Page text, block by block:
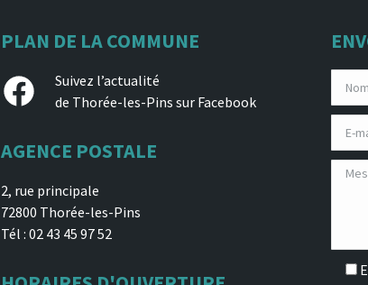
PLAN DE LA COMMUNE
Facebook
Suivez l’actualité
de Thorée-les-Pins sur Facebook
AGENCE POSTALE
2, rue principale
72800 Thorée-les-Pins
Tél : 02 43 45 97 52